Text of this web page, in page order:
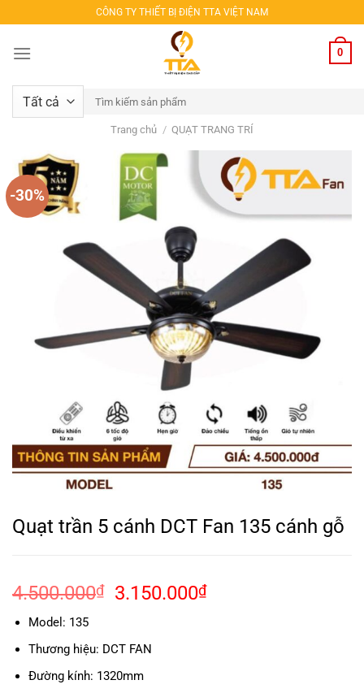
qua
nội
CÔNG TY THIẾT BỊ ĐIỆN TTA VIỆT NAM
0
Tìm
kiếm:
Trang chủ / QUẠT TRANG TRÍ
-30%
Quạt trần 5 cánh DCT Fan 135 cánh gỗ
4.500.000₫
Giá
4.500.000₫.
3.150.000₫Giá
Model: 135
Thương hiệu: DCT FAN
Đường kính: 1320mm